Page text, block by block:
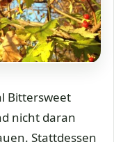
Bittersweet
nicht daran
Stattdessen